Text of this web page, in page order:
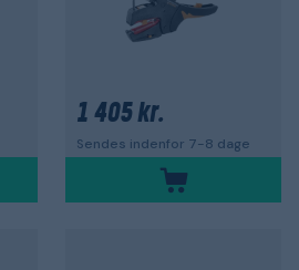
1 405 kr.
Sendes indenfor 7-8 dage